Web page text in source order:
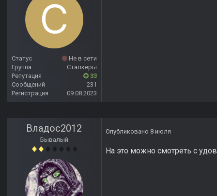
Статус
Не в сети
Группа
Сталкеры
Репутация
33
Сообщений
231
Регистрация
09.08.2023
Владос2012
Бывалый
Опубликовано 8 июля
На это можно смотреть с